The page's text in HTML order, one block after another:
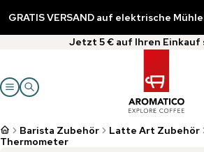
GRATIS VERSAND auf elektrische
Jetzt 5 € auf Ihren Einkauf
Barista Zubehör Latte Art Zubehör
Thermometer